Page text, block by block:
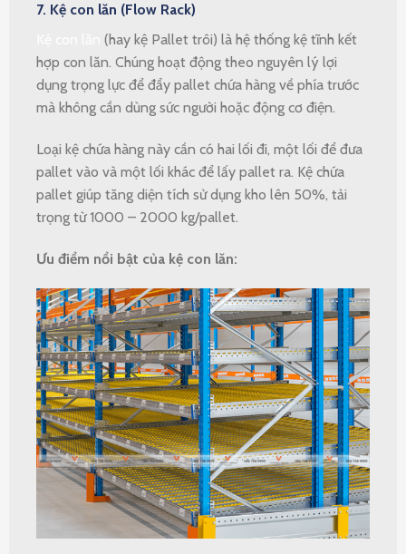
7. Kệ con lăn (Flow Rack)
(hay kệ Pallet trôi) là hệ thống kệ tĩnh kết
hợp con lăn. Chúng hoạt động theo nguyên lý lợi
dụng trọng lực để đẩy pallet chứa hàng về phía trước
mà không cần dùng sức người hoặc động cơ điện.
Loại kệ chứa hàng này cần có hai lối đi, một lối để đưa
pallet vào và một lối khác để lấy pallet ra. Kệ chứa
pallet giúp tăng diện tích sử dụng kho lên 50%, tải
trọng từ 1000 – 2000 kg/pallet.
Ưu điểm nổi bật của kệ con lăn: